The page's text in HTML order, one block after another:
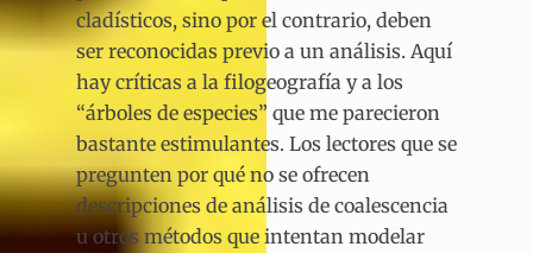
cladísticos, sino por el contrario, deben
ser reconocidas previo a un análisis. Aquí
hay críticas a la filogeografía y a los
“árboles de especies” que me parecieron
bastante estimulantes. Los lectores que se
pregunten por qué no se ofrecen
descripciones de análisis de coalescencia
u otros métodos que intentan modelar